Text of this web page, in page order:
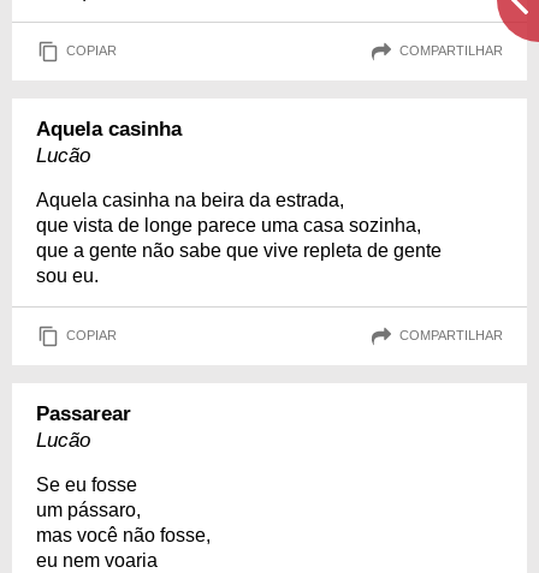
COPIAR COMPARTILHAR
Aquela casinha
Lucão
Aquela casinha na beira da estrada,
que vista de longe parece uma casa sozinha,
que a gente não sabe que vive repleta de gente
sou eu.
COPIAR COMPARTILHAR
Passarear
Lucão
Se eu fosse
um pássaro,
mas você não fosse,
eu nem voaria